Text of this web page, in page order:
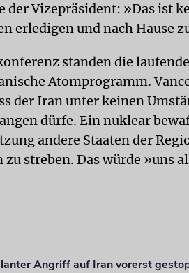
der Vizepräsident: »Das ist
erledigen und nach Hause
standen die
Atomprogramm.
der Iran unter keinen
dürfe. Ein nuklear
andere Staaten der
streben. Das würde »uns
Angriff auf Iran vorerst